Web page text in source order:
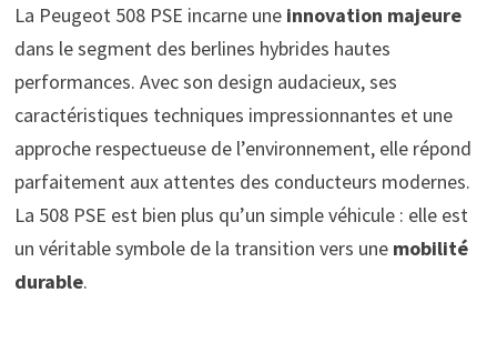
La Peugeot 508 PSE incarne une innovation majeure
dans le segment des berlines hybrides hautes
performances. Avec son design audacieux, ses
caractéristiques techniques impressionnantes et une
approche respectueuse de l’environnement, elle répond
parfaitement aux attentes des conducteurs modernes.
La 508 PSE est bien plus qu’un simple véhicule : elle est
un véritable symbole de la transition vers une mobilité
durable.